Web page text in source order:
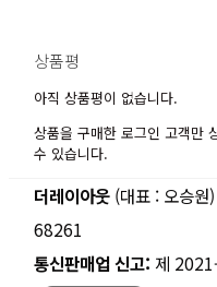
상품평
아직 상품평이 없습니다.
상품을 구매한 로그인 고객만
수 있습니다.
더레이아웃 (대표 : 오승원)
68261
통신판매업 신고: 제